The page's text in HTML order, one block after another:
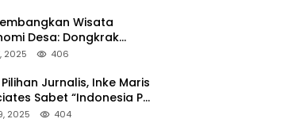
Wisata
Desa: Dongkrak
Daerah, Perluas Pasar
2025 406
Jurnalis, Inke Maris
Sabet “Indonesia PR
2025”
2025 404